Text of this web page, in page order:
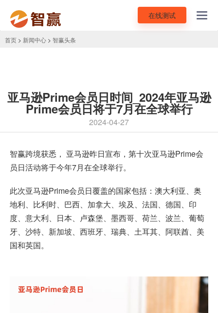
在线测试
首页 > 新闻中心 > 智赢头条
亚马逊Prime会员日时间_2024年亚马逊
Prime会员日将于7月在全球举行
2024-04-27
智赢跨境获悉， 亚马逊昨日宣布，第十次亚马逊Prime会
员日活动将于今年7月在全球举行。
此次亚马逊Prime会员日覆盖的国家包括：澳大利亚、奥
地利、比利时、巴西、加拿大、埃及、法国、德国、印
度、意大利、日本、卢森堡、墨西哥、荷兰、波兰、葡萄
牙、沙特、新加坡、西班牙、瑞典、土耳其、阿联酋、美
国和英国。